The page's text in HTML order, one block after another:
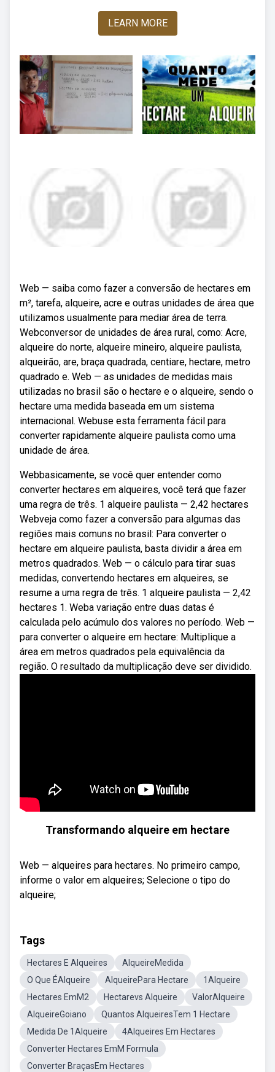
LEARN MORE
Web — saiba como fazer a conversão de hectares em
m², tarefa, alqueire, acre e outras unidades de área que
utilizamos usualmente para mediar área de terra.
Webconversor de unidades de área rural, como: Acre,
alqueire do norte, alqueire mineiro, alqueire paulista,
alqueirão, are, braça quadrada, centiare, hectare, metro
quadrado e. Web — as unidades de medidas mais
utilizadas no brasil são o hectare e o alqueire, sendo o
hectare uma medida baseada em um sistema
internacional. Webuse esta ferramenta fácil para
converter rapidamente alqueire paulista como uma
unidade de área.
Webbasicamente, se você quer entender como
converter hectares em alqueires, você terá que fazer
uma regra de três. 1 alqueire paulista — 2,42 hectares
Webveja como fazer a conversão para algumas das
regiões mais comuns no brasil: Para converter o
hectare em alqueire paulista, basta dividir a área em
metros quadrados. Web — o cálculo para tirar suas
medidas, convertendo hectares em alqueires, se
resume a uma regra de três. 1 alqueire paulista — 2,42
hectares 1. Weba variação entre duas datas é
calculada pelo acúmulo dos valores no período. Web —
para converter o alqueire em hectare: Multiplique a
área em metros quadrados pela equivalência da
região. O resultado da multiplicação deve ser dividido.
Transformando alqueire em hectare
Web — alqueires para hectares. No primeiro campo,
informe o valor em alqueires; Selecione o tipo do
alqueire;
Tags
Hectares E Alqueires
AlqueireMedida
O Que ÉAlqueire
AlqueirePara Hectare
1Alqueire
Hectares EmM2
Hectarevs Alqueire
ValorAlqueire
AlqueireGoiano
Quantos AlqueiresTem 1 Hectare
Medida De 1Alqueire
4Alqueires Em Hectares
Converter Hectares EmM Formula
Converter BraçasEm Hectares